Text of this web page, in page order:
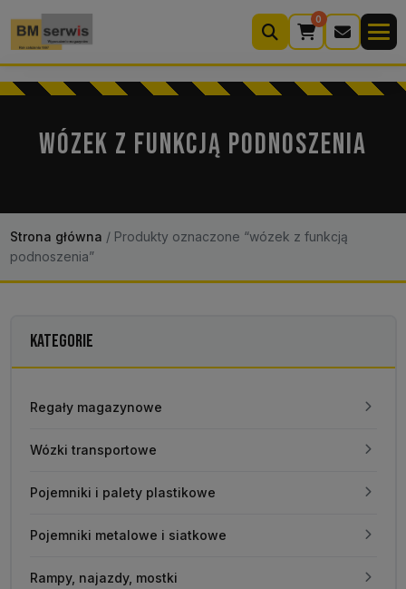
0
Wyszukiwarka
produktów
Kontakt 22 633 33 11
WÓZEK Z FUNKCJĄ PODNOSZENIA
Strona główna /Produkty oznaczone “wózek z funkcją
podnoszenia”
KATEGORIE
Regały magazynowe
Wózki transportowe
Pojemniki i palety plastikowe
Pojemniki metalowe i siatkowe
Rampy, najazdy, mostki